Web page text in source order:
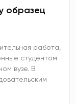
образец
работа,
студентом
вузе. В